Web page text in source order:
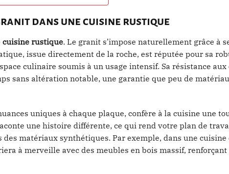
dans une cuisine rustique
cuisine rustique. Le granit s’impose naturellement grâce à
issue directement de la roche, est réputée pour sa
culinaire soumis à un usage intensif. Sa résistance aux
sans altération notable, une garantie que peu de
uniques à chaque plaque, confère à la cuisine une
une histoire différente, ce qui rend votre plan de
matériaux synthétiques. Par exemple, dans une cuisine
à merveille avec des meubles en bois massif, renforçant